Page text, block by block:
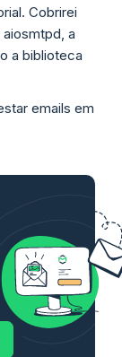
Cobrirei
a
a biblioteca
emails em